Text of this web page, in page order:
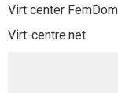
Virt center FemDom
Virt-centre.net